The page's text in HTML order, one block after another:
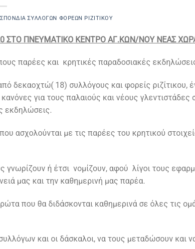
ΣΥΛΛΌΓΩΝ ΦΟΡΈΩΝ ΡΙΖΙΤΙΚΟΥ
ΣΤΟ ΠΝΕΥΜΑΤΙΚΟ ΚΕΝΤΡΟ ΑΓ.ΚΩΝ/ΝΟΥ ΝΕΑΣ
παρέες και κρητικές παραδοσιακές
18) συλλόγους και φορείς ριζίτικου,
για τους παλαιούς και νέους γλεντιστάδες
εκδηλώσεις.
ασχολούνται με τις παρέες του κρητικού
γνωρίζουν ή έτσι νομίζουν, αφού λίγοι τους
μας και την καθημερινή μας παρέα.
που θα διδάσκονται καθημερινά σε όλες τις
και οι δάσκαλοι, να τους μεταδώσουν και